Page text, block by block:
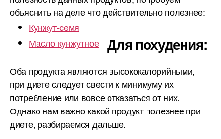
объяснить на деле что действительно полезнее:
Кунжут-семя
Масло кунжутное
Для похудения:
Оба продукта являются высококалорийными,
при диете следует свести к минимуму их
потребление или вовсе отказаться от них.
Однако нам важно какой продукт полезнее при
диете, разбираемся дальше.